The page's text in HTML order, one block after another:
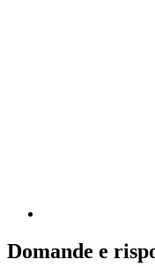
Domande e